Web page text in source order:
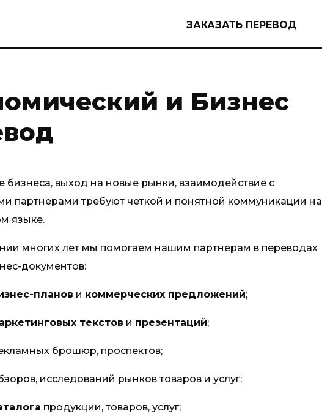
ЗАКАЗАТЬ ПЕРЕВОД
и Бизнес
бизнеса, выход на новые рынки, взаимодействие с
партнерами требуют четкой и понятной коммуникации на
языке.
многих лет мы помогаем нашим партнерам в переводах
документов:
планов и коммерческих предложений;
текстов и презентаций;
брошюр, проспектов;
исследований рынков товаров и услуг;
продукции, товаров, услуг;